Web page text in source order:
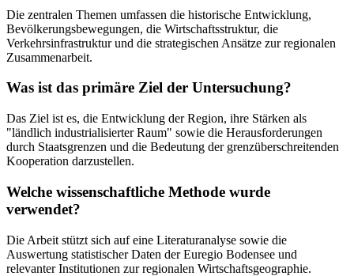
Die zentralen Themen umfassen die historische Entwicklung,
Bevölkerungsbewegungen, die Wirtschaftsstruktur, die
Verkehrsinfrastruktur und die strategischen Ansätze zur regionalen
Zusammenarbeit.
Was ist das primäre Ziel der Untersuchung?
Das Ziel ist es, die Entwicklung der Region, ihre Stärken als
"ländlich industrialisierter Raum" sowie die Herausforderungen
durch Staatsgrenzen und die Bedeutung der grenzüberschreitenden
Kooperation darzustellen.
Welche wissenschaftliche Methode wurde
verwendet?
Die Arbeit stützt sich auf eine Literaturanalyse sowie die
Auswertung statistischer Daten der Euregio Bodensee und
relevanter Institutionen zur regionalen Wirtschaftsgeographie.